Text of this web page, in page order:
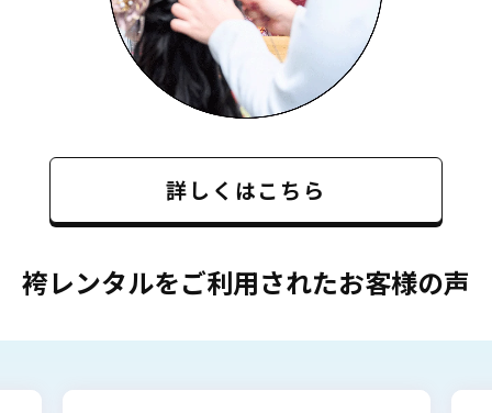
詳しくはこちら
袴レンタルをご利用されたお客様の声